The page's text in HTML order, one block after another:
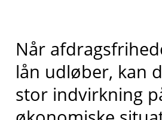
Når
lån udløber, kan
stor indvirkning